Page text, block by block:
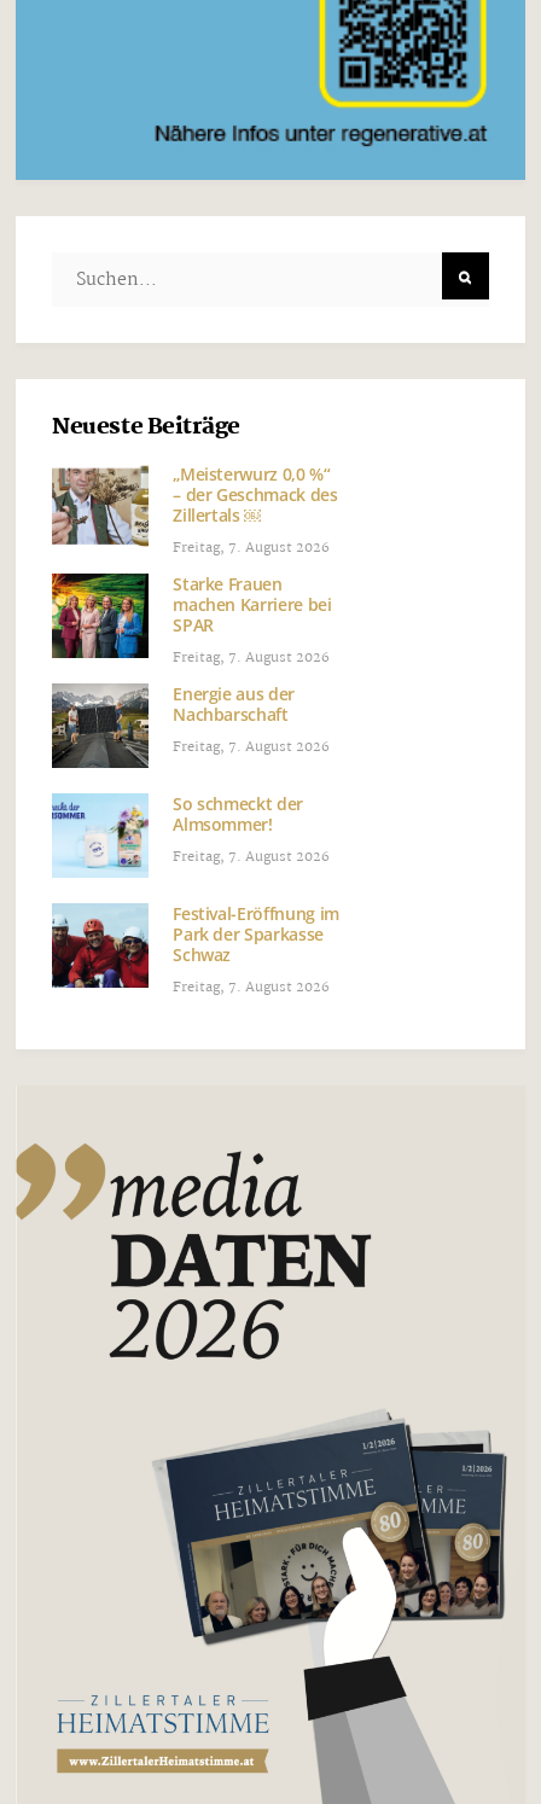
Neueste Beiträge
„Meisterwurz 0,0 %“
– der Geschmack des
Zillertals ￼
Freitag, 7. August 2026
Starke Frauen
machen Karriere bei
SPAR
Freitag, 7. August 2026
Energie aus der
Nachbarschaft
Freitag, 7. August 2026
So schmeckt der
Almsommer!
Freitag, 7. August 2026
Festival-Eröffnung im
Park der Sparkasse
Schwaz
Freitag, 7. August 2026